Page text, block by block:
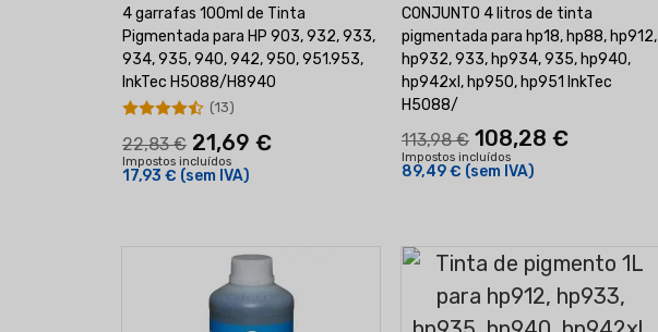
4 garrafas 100ml de Tinta
Pigmentada para HP 903, 932, 933,
934, 935, 940, 942, 950, 951.953,
InkTec H5088/H8940
22,83 € 21,69 €
Impostos incluídos
17,93 € (sem IVA)
(13)
CONJUNTO 4 litros de tinta
pigmentada para hp18, hp88, hp912,
hp932, 933, hp934, 935, hp940,
hp942xl, hp950, hp951 InkTec
H5088/
113,98 € 108,28 €
Impostos incluídos
89,49 € (sem IVA)